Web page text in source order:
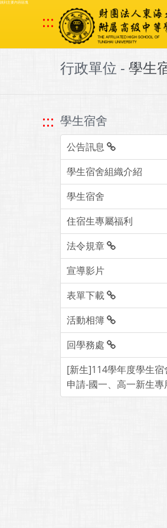
跳到主要內容區塊
:::
行政單位 - 學生
::: 學生宿舍
公告訊息
學生宿舍組織介紹
學生宿舍
住宿生專屬福利
法令規章
宣導影片
表單下載
活動相簿
回學務處
[新生]114學年度學生宿
申請-國一、高一新生專